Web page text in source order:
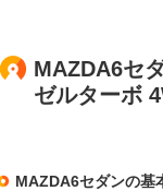
MAZDA6セ
ゼルターボ
MAZDA6セダンの基